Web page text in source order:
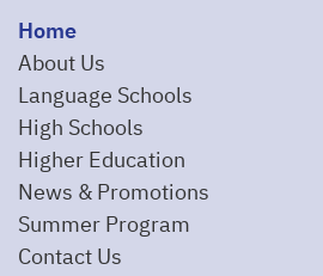
Home
About Us
Language Schools
High Schools
Higher Education
News & Promotions
Summer Program
Contact Us